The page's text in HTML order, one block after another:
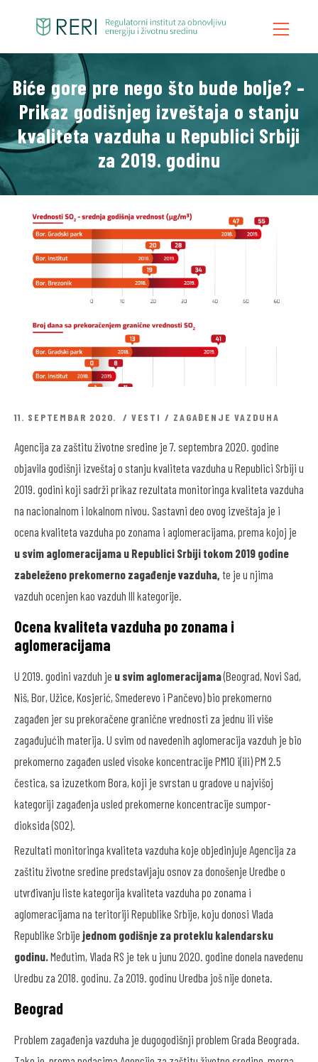
Biće gore pre nego što bude bolje? –
Prikaz godišnjeg izveštaja o stanju
kvaliteta vazduha u Republici Srbiji
za 2019. godinu
Početna
O Nama
Šta Radimo
Publikacije
Kontakt
Blog
Video
11. SEPTEMBAR 2020. VESTI / ZAGAĐENJE VAZDUHA
Agencija za zaštitu životne sredine je 7. septembra 2020. godine
objavila godišnji izveštaj o stanju kvaliteta vazduha u Republici Srbiji u
2019. godini koji sadrži prikaz rezultata monitoringa kvaliteta vazduha
na nacionalnom i lokalnom nivou. Sastavni deo ovog izveštaja je i
ocena kvaliteta vazduha po zonama i aglomeracijama, prema kojoj je
u svim aglomeracijama u Republici Srbiji tokom 2019 godine
zabeleženo prekomerno zagađenje vazduha, te je u njima
vazduh ocenjen kao vazduh III kategorije.
Ocena kvaliteta vazduha po zonama i
aglomeracijama
U 2019. godini vazduh je u svim aglomeracijama(Beograd, Novi Sad,
Niš, Bor, Užice, Kosjerić, Smederevo i Pančevo) bio prekomerno
zagađen jer su prekoračene granične vrednosti za jednu ili više
zagađujućih materija. U svim od navedenih aglomeracija vazduh je bio
prekomerno zagađen usled visoke koncentracije PM10 i(ili) PM 2.5
čestica, sa izuzetkom Bora, koji je svrstan u gradove u najvišoj
kategoriji zagađenja usled prekomerne koncentracije sumpor-
dioksida (SO2).
Rezultati monitoringa kvaliteta vazduha koje objedinjuje Agencija za
zaštitu životne sredine predstavljaju osnov za donošenje Uredbe o
utvrđivanju liste kategorija kvaliteta vazduha po zonama i
aglomeracijama na teritoriji Republike Srbije, koju donosi Vlada
Republike Srbije jednom godišnje za proteklu kalendarsku
godinu.Međutim, Vlada RS je tek u junu 2020. godine donela navedenu
Uredbu za 2018. godinu. Za 2019. godinu Uredba još nije doneta.
Beograd
Problem zagađenja vazduha je dugogodišnji problem Grada Beograda.